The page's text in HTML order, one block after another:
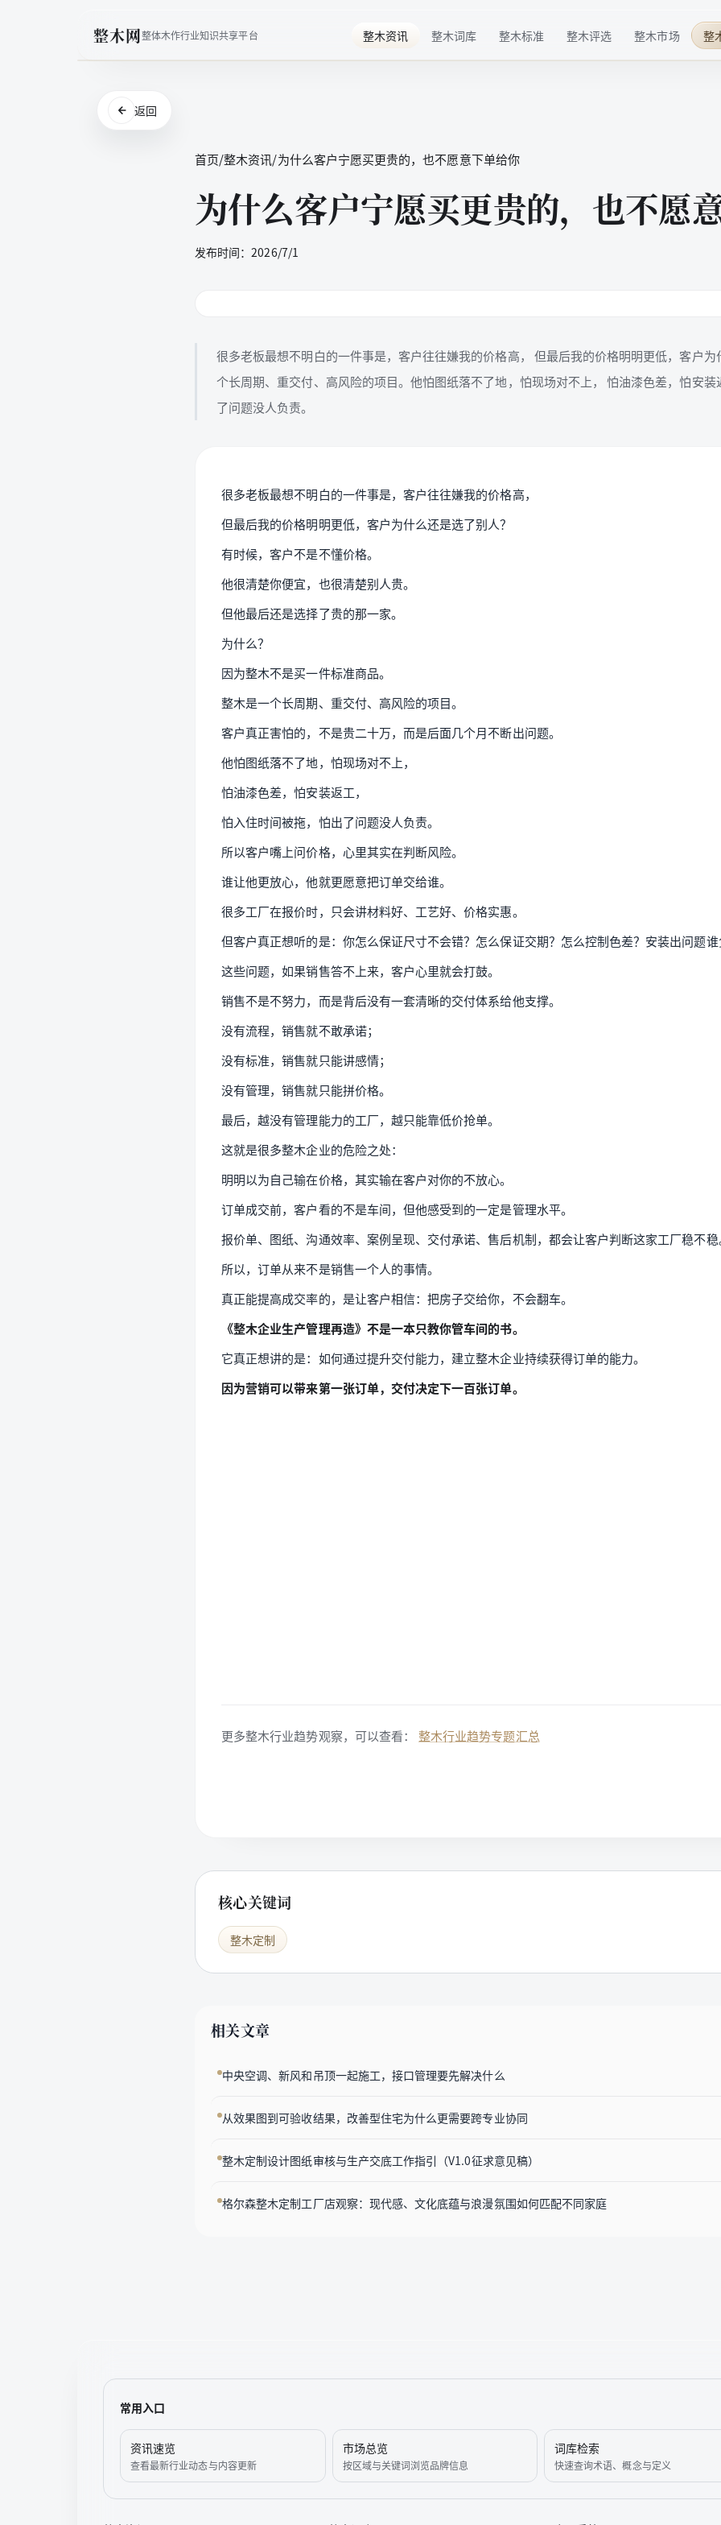
整木网整体木作行业知识共享平台 整木资讯
行业活动
整木后市场
整木词库
品牌百科
高定生活
整木标准
标准共建
整木评选 整木市场 整
返回
首页/整木资讯/为什么客户宁愿买更贵的，也不愿意下单给你
为什么客户宁愿买更贵的，也不愿
发布时间：2026/7/1
很多老板最想不明白的一件事是，客户往往嫌我的价格高， 但最后我的价格明明更低，客户
个长周期、重交付、高风险的项目。他怕图纸落不了地，怕现场对不上， 怕油漆色差，怕安
了问题没人负责。
很多老板最想不明白的一件事是，客户往往嫌我的价格高，
但最后我的价格明明更低，客户为什么还是选了别人？
有时候，客户不是不懂价格。
他很清楚你便宜，也很清楚别人贵。
但他最后还是选择了贵的那一家。
为什么？
因为整木不是买一件标准商品。
整木是一个长周期、重交付、高风险的项目。
客户真正害怕的，不是贵二十万，而是后面几个月不断出问题。
他怕图纸落不了地，怕现场对不上，
怕油漆色差，怕安装返工，
怕入住时间被拖，怕出了问题没人负责。
所以客户嘴上问价格，心里其实在判断风险。
谁让他更放心，他就更愿意把订单交给谁。
很多工厂在报价时，只会讲材料好、工艺好、价格实惠。
但客户真正想听的是：你怎么保证尺寸不会错？怎么保证交期？怎么控制色差？安装出问题
这些问题，如果销售答不上来，客户心里就会打鼓。
销售不是不努力，而是背后没有一套清晰的交付体系给他支撑。
没有流程，销售就不敢承诺；
没有标准，销售就只能讲感情；
没有管理，销售就只能拼价格。
最后，越没有管理能力的工厂，越只能靠低价抢单。
这就是很多整木企业的危险之处：
明明以为自己输在价格，其实输在客户对你的不放心。
订单成交前，客户看的不是车间，但他感受到的一定是管理水平。
报价单、图纸、沟通效率、案例呈现、交付承诺、售后机制，都会让客户判断这家工厂稳不
所以，订单从来不是销售一个人的事情。
真正能提高成交率的，是让客户相信：把房子交给你，不会翻车。
《整木企业生产管理再造》不是一本只教你管车间的书。
它真正想讲的是：如何通过提升交付能力，建立整木企业持续获得订单的能力。
因为营销可以带来第一张订单，交付决定下一百张订单。
更多整木行业趋势观察，可以查看： 整木行业趋势专题汇总
核心关键词
整木定制
相关文章
中央空调、新风和吊顶一起施工，接口管理要先解决什么
从效果图到可验收结果，改善型住宅为什么更需要跨专业协同
整木定制设计图纸审核与生产交底工作指引（V1.0征求意见稿）
格尔森整木定制工厂店观察：现代感、文化底蕴与浪漫氛围如何匹配不同家庭
常用入口
资讯速览
查看最新行业动态与内容更新
市场总览
按区域与关键词浏览品牌信息
词库检索
快速查询术语、概念与定义